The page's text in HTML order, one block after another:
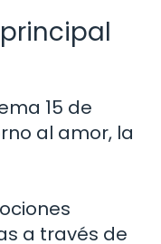
15 de
al amor, la
a través de